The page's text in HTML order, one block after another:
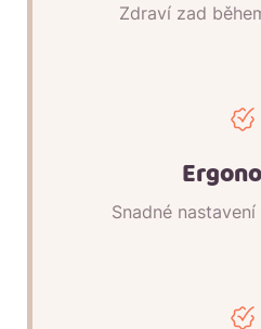
Zdraví zad
Snadné